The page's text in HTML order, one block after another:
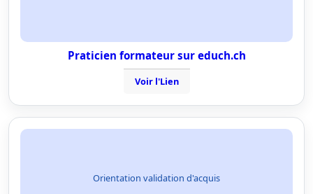
Praticien formateur sur educh.ch
Voir l'Lien
Orientation validation d'acquis